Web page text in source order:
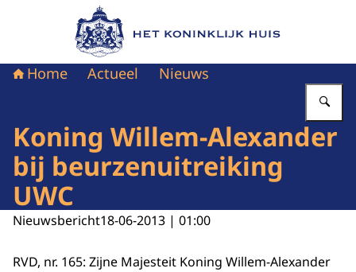
Naar de homepage van Het Koninklijk Huis
Home Actueel Nieuws
Koning Willem-Alexander
bij beurzenuitreiking
UWC
Nieuwsbericht18-06-2013 | 01:00
RVD, nr. 165: Zijne Majesteit Koning Willem-Alexander